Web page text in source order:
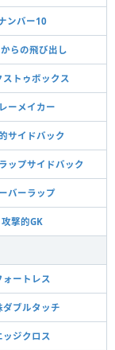
ンバー10
らの飛び出し
ストゥボックス
ーメイカー
サイドバック
ップサイドバック
バーラップ
攻撃的GK
ォートレス
ダブルタッチ
ッジクロス